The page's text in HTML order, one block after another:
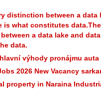
distinction between a data
is what constitutes
a data lake and
data.
výhody pronájmu auta
2026 New Vacancy
property in Naraina